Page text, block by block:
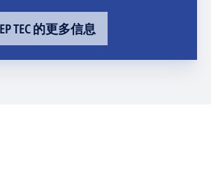
TEC 的更多信息